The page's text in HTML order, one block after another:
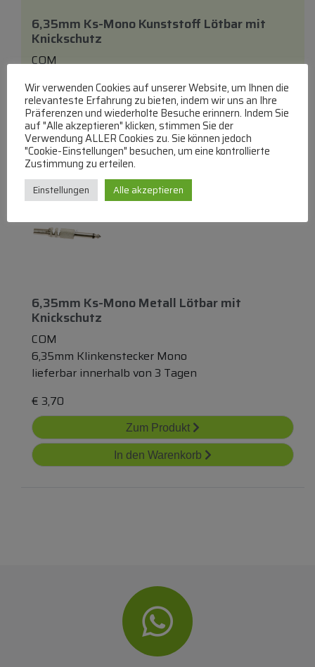
6,35mm Ks-Mono Kunststoff Lötbarmit
Knickschutz
COM
lieferbar innerhalb von 3 Tagen
€2,32
Zum Produkt
6,35mm Ks-Mono Metall Lötbarmit
Knickschutz
COM
6,35mm Klinkenstecker Mono
lieferbar innerhalb von 3 Tagen
€ 3,70
Zum Produkt
In den Warenkorb
Wir verwenden Cookies auf unserer Website, um Ihnen die
relevanteste Erfahrung zu bieten, indem wir uns an Ihre
Präferenzen und wiederholte Besuche erinnern. Indem Sie
auf "Alle akzeptieren" klicken, stimmen Sie der
Verwendung ALLER Cookies zu. Sie können jedoch
"Cookie-Einstellungen" besuchen, um eine kontrollierte
Zustimmung zu erteilen.
Einstellungen Alle akzeptieren